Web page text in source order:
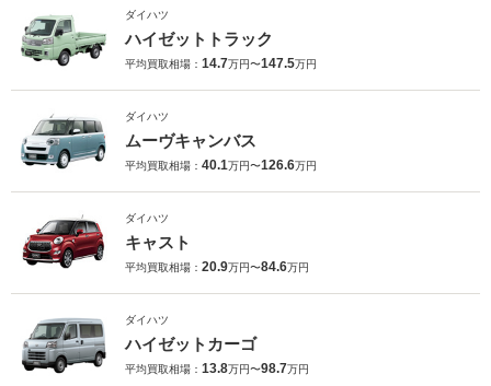
ダイハツ
ハイゼットトラック
平均買取相場： 14.7万円〜147.5万円
ダイハツ
ムーヴキャンバス
平均買取相場： 40.1万円〜126.6万円
ダイハツ
キャスト
平均買取相場： 20.9万円〜84.6万円
ダイハツ
ハイゼットカーゴ
平均買取相場： 13.8万円〜98.7万円